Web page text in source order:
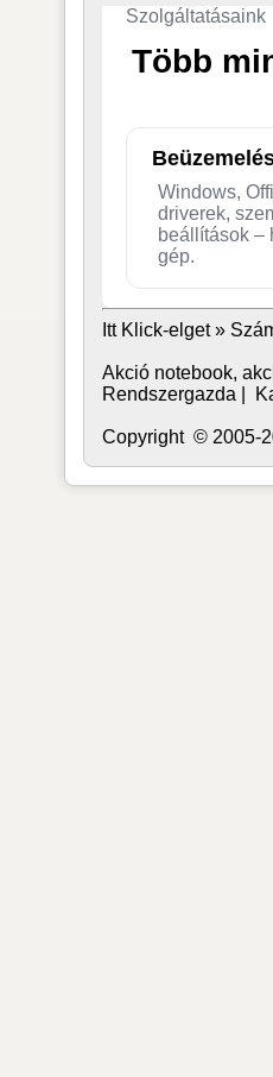
Szolgáltatásaink
Több
Windows,
driverek,
beállítások –
gép.
Itt Klick-elget »
Akció notebook,
Rendszergazda
Copyright © 2005-